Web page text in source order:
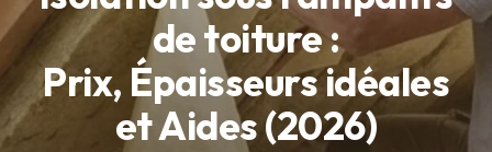
de toiture :
Prix, Épaisseurs idéales
et Aides (2026)